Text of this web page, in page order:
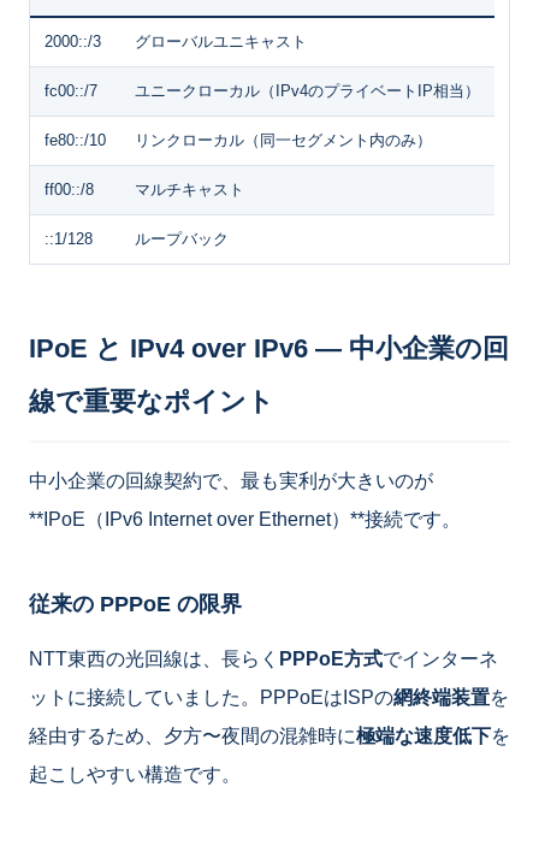
2000::/3 グローバルユニキャスト
fc00::/7 ユニークローカル（IPv4のプライベートIP相当）
fe80::/10 リンクローカル（同一セグメント内のみ）
ff00::/8 マルチキャスト
::1/128 ループバック
IPoE と IPv4 over IPv6 ― 中小企業の回
線で重要なポイント
中小企業の回線契約で、最も実利が大きいのが
**IPoE（IPv6 Internet over Ethernet）**接続です。
従来の PPPoE の限界
NTT東西の光回線は、長らく PPPoE方式でインターネ
ットに接続していました。PPPoEはISPの網終端装置を
経由するため、夕方〜夜間の混雑時に極端な速度低下を
起こしやすい構造です。